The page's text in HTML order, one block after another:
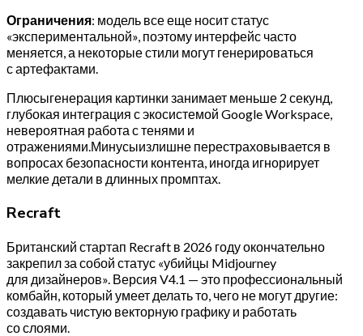
Ограничения: модель все еще носит статус
«экспериментальной», поэтому интерфейс часто
меняется, а некоторые стили могут генерироваться
с артефактами.
Плюсыгенерация картинки занимает меньше 2 секунд,
глубокая интеграция с экосистемой Google Workspace,
невероятная работа с тенями и
отражениями.Минусыизлишне перестраховывается в
вопросах безопасности контента, иногда игнорирует
мелкие детали в длинных промптах.
Recraft
Британский стартап Recraft в 2026 году окончательно
закрепил за собой статус «убийцы Midjourney
для дизайнеров». Версия V4.1 — это профессиональный
комбайн, который умеет делать то, чего не могут другие:
создавать чистую векторную графику и работать
со слоями.